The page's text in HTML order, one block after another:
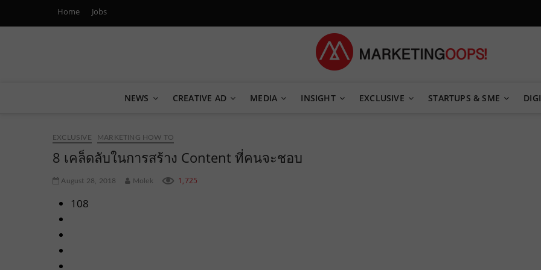
Home Jobs
Marketing Oops!
NEWS CREATIVE AD MEDIA INSIGHT EXCLUSIVE STARTUPS & SME
EXCLUSIVE MARKETING HOW TO
8 เคล็ดลับในการสร้าง Content ที่คนจะชอบ
August 28, 2018 Molek 1,725
108